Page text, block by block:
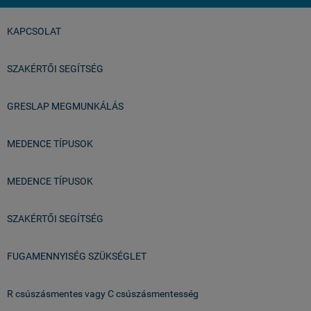
KAPCSOLAT
SZAKÉRTŐI SEGÍTSÉG
GRESLAP MEGMUNKÁLÁS
MEDENCE TÍPUSOK
MEDENCE TÍPUSOK
SZAKÉRTŐI SEGÍTSÉG
FUGAMENNYISÉG SZÜKSÉGLET
R csúszásmentes vagy C csúszásmentesség